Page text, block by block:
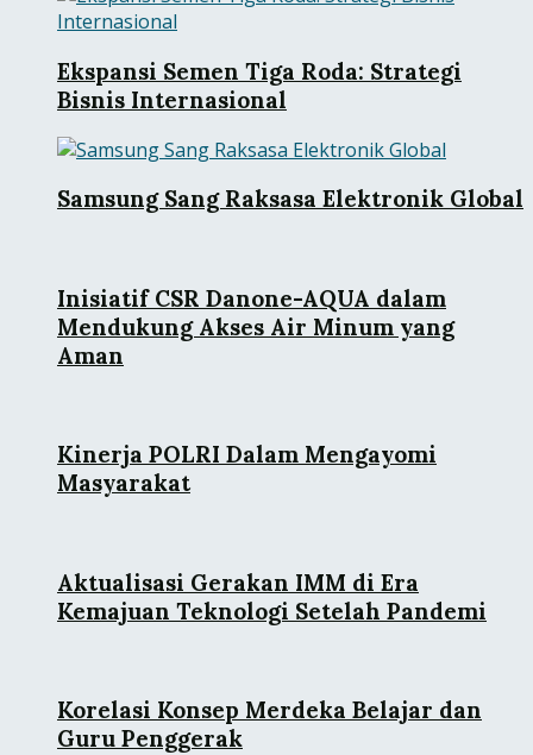
Ekspansi Semen Tiga Roda: Strategi
Bisnis Internasional
Samsung Sang Raksasa Elektronik Global
Inisiatif CSR Danone-AQUA dalam
Mendukung Akses Air Minum yang
Aman
Kinerja POLRI Dalam Mengayomi
Masyarakat
Aktualisasi Gerakan IMM di Era
Kemajuan Teknologi Setelah Pandemi
Korelasi Konsep Merdeka Belajar dan
Guru Penggerak